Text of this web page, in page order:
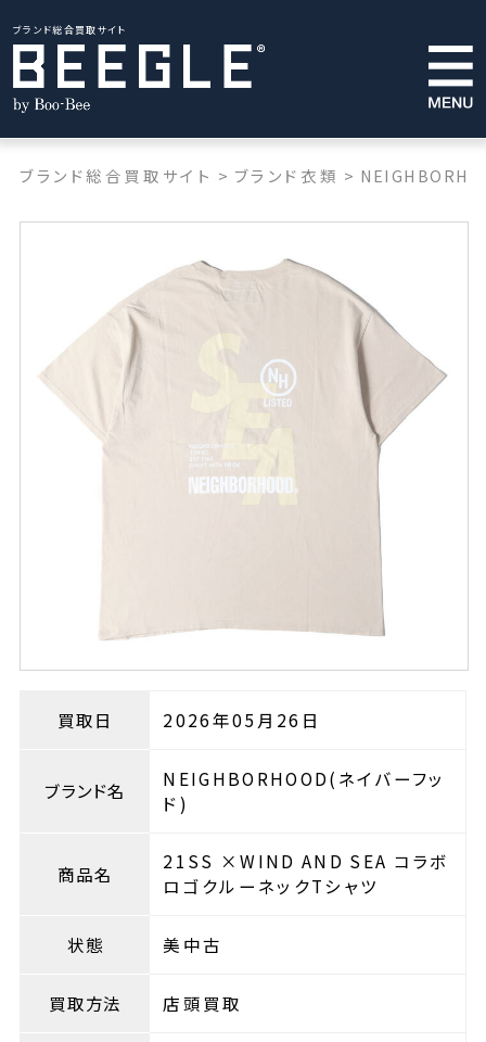
ブランド総合買取サイト
ブランド総合買取サイト > ブランド衣類 >
買取日 2026年05月26日
ブランド名
NEIGHBORHOOD(ネイバーフッ
ド)
商品名
21SS ×WIND AND SEA コラボ
ロゴクルーネックTシャツ
状態 美中古
買取方法 店頭買取